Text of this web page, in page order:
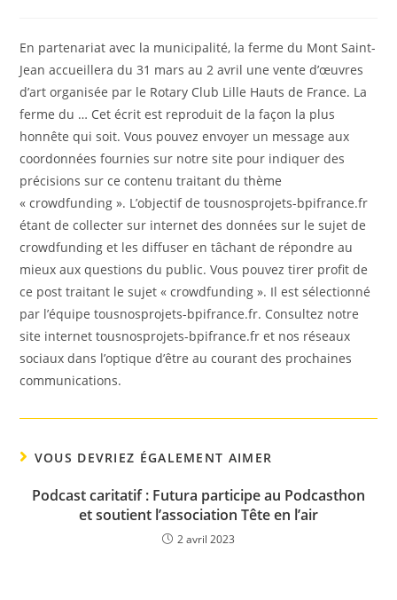
En partenariat avec la municipalité, la ferme du Mont Saint-
Jean accueillera du 31 mars au 2 avril une vente d’œuvres
d’art organisée par le Rotary Club Lille Hauts de France. La
ferme du … Cet écrit est reproduit de la façon la plus
honnête qui soit. Vous pouvez envoyer un message aux
coordonnées fournies sur notre site pour indiquer des
précisions sur ce contenu traitant du thème
« crowdfunding ». L’objectif de tousnosprojets-bpifrance.fr
étant de collecter sur internet des données sur le sujet de
crowdfunding et les diffuser en tâchant de répondre au
mieux aux questions du public. Vous pouvez tirer profit de
ce post traitant le sujet « crowdfunding ». Il est sélectionné
par l’équipe tousnosprojets-bpifrance.fr. Consultez notre
site internet tousnosprojets-bpifrance.fr et nos réseaux
sociaux dans l’optique d’être au courant des prochaines
communications.
VOUS DEVRIEZ ÉGALEMENT AIMER
Podcast caritatif : Futura participe au Podcasthon
et soutient l’association Tête en l’air
2 avril 2023